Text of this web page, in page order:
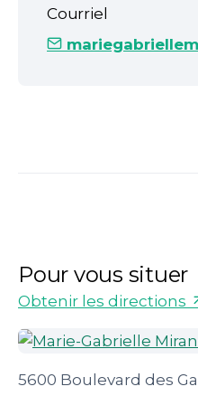
Courriel
Pour vous situer
Obtenir les directions
5600 Boulevard des